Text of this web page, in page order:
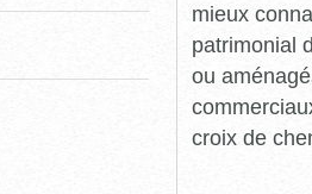
mieux
patrimonial
ou
croix de